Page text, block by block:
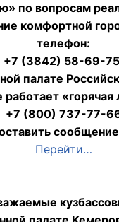
по вопросам
комфортной
телефон:
+7 (3842) 58-69-
палате
работает «горячая
+7 (800) 737-77-
сообщение
Перейти…